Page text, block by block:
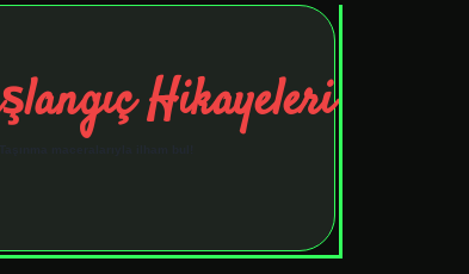
Hikayeleri
tulipbetelexbett.net